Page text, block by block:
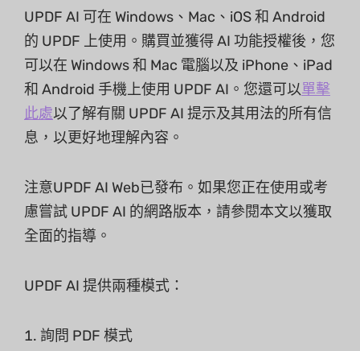
UPDF AI 可在 Windows、Mac、iOS 和 Android
的 UPDF 上使用。購買並獲得 AI 功能授權後，您
可以在 Windows 和 Mac 電腦以及 iPhone、iPad
和 Android 手機上使用 UPDF AI。您還可以單擊
此處以了解有關 UPDF AI 提示及其用法的所有信
息，以更好地理解內容。
注意UPDF AI Web已發布。如果您正在使用或考
慮嘗試 UPDF AI 的網路版本，請參閱本文以獲取
全面的指導。
UPDF AI 提供兩種模式：
詢問 PDF 模式